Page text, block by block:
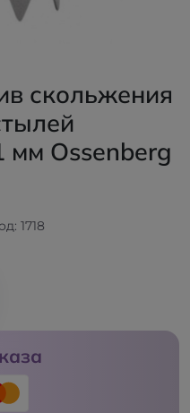
скольжения
Ossenberg
1718